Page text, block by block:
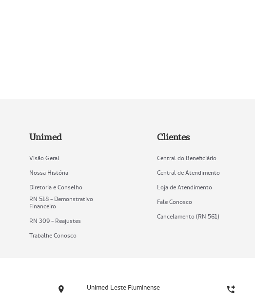
Unimed
Visão Geral
Nossa História
Diretoria e Conselho
RN 518 - Demonstrativo
Financeiro
RN 309 - Reajustes
Trabalhe Conosco
Clientes
Central do Beneficiário
Central de Atendimento
Loja de Atendimento
Fale Conosco
Cancelamento (RN 561)
Unimed Leste Fluminense